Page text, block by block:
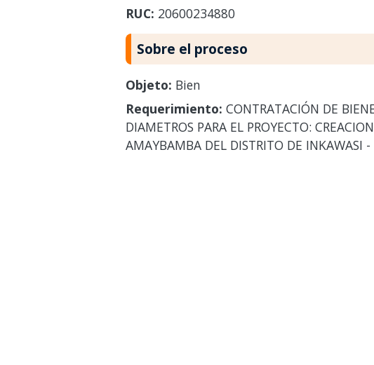
RUC: 20600234880
Sobre el proceso
Objeto: Bien
Requerimiento: CONTRATACIÓN DE
DIAMETROS PARA EL PROYECTO:
AMAYBAMBA DEL DISTRITO DE INKAWASI